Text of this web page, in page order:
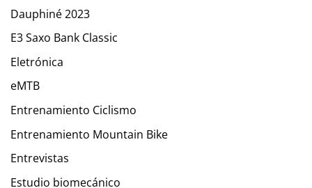
Dauphiné 2023
E3 Saxo Bank Classic
Eletrónica
eMTB
Entrenamiento Ciclismo
Entrenamiento Mountain Bike
Entrevistas
Estudio biomecánico